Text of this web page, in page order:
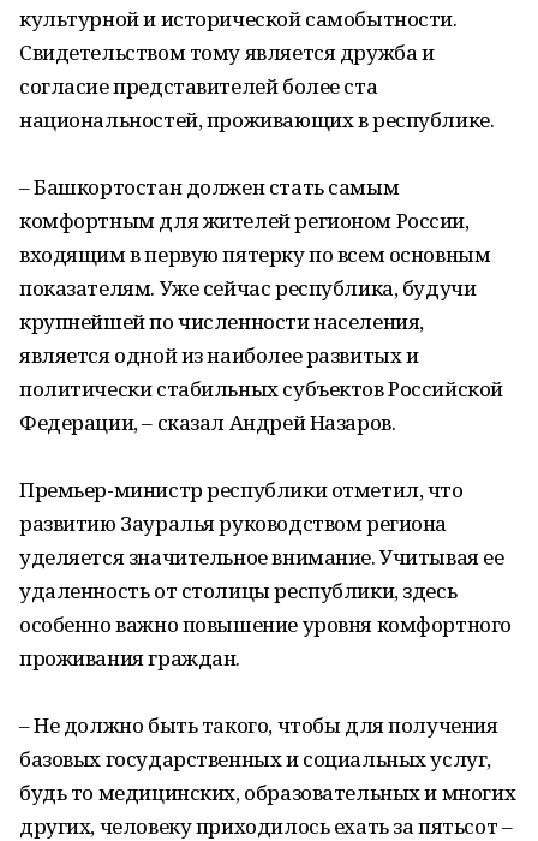
культурной и исторической самобытности.
Свидетельством тому является дружба и
согласие представителей более ста
национальностей, проживающих в республике.
‒ Башкортостан должен стать самым
комфортным для жителей регионом России,
входящим в первую пятерку по всем основным
показателям. Уже сейчас республика, будучи
крупнейшей по численности населения,
является одной из наиболее развитых и
политически стабильных субъектов Российской
Федерации, ‒ сказал Андрей Назаров.
Премьер-министр республики отметил, что
развитию Зауралья руководством региона
уделяется значительное внимание. Учитывая ее
удаленность от столицы республики, здесь
особенно важно повышение уровня комфортного
проживания граждан.
‒ Не должно быть такого, чтобы для получения
базовых государственных и социальных услуг,
будь то медицинских, образовательных и многих
других, человеку приходилось ехать за пятьсот –